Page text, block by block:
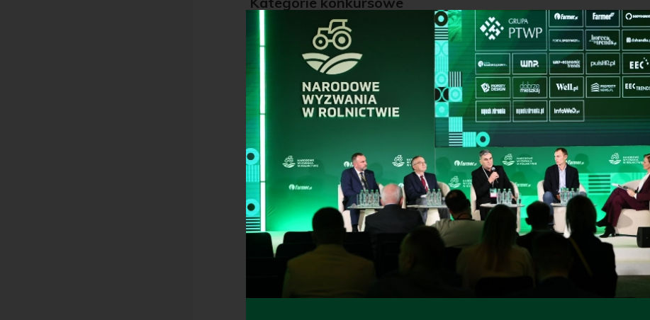
Wśród zarejestrowanych i spełniających kryteria konkursowe
zgłoszeńKapituła
przyzna nagrody w 10 kategoriach:
Ciągniki rolnicze
Inne maszyny rolnicze
Programy i urządzenia wspomagające prowadzenie
gospodarstwa rolnego
Środki ochrony roślin
Nawozy
Nasiennictwo